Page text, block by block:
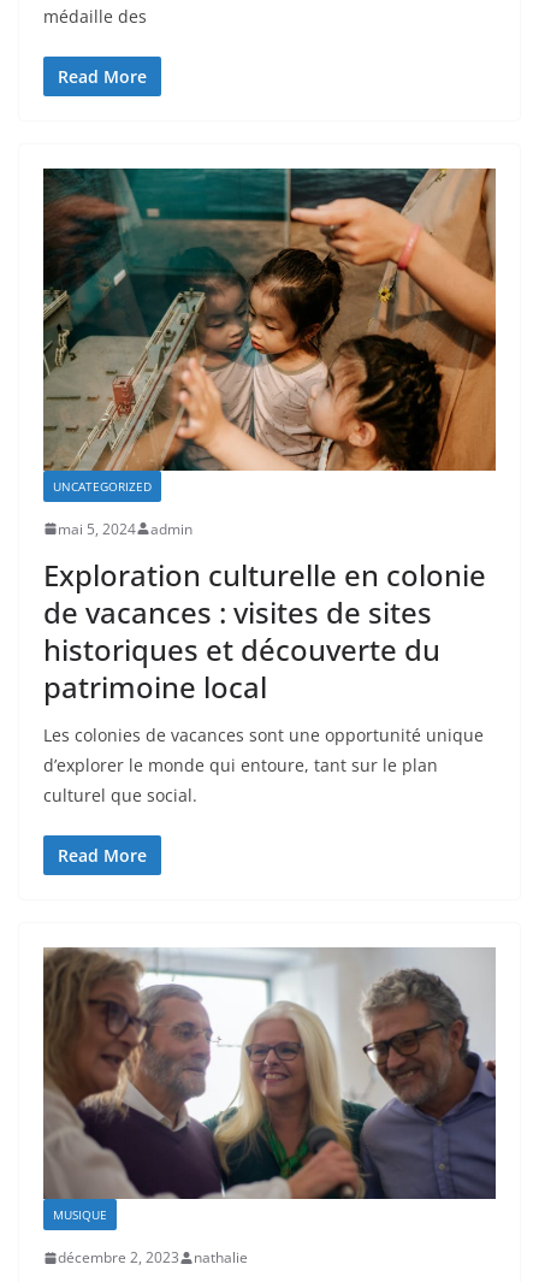
médaille des
Read More
UNCATEGORIZED
mai 5, 2024 admin
Exploration culturelle en colonie
de vacances : visites de sites
historiques et découverte du
patrimoine local
Les colonies de vacances sont une opportunité unique
d’explorer le monde qui entoure, tant sur le plan
culturel que social.
Read More
MUSIQUE
décembre 2, 2023 nathalie